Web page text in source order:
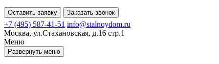
Оставить заявку Заказать звонок
+7 (495) 587-41-51 info@stalnoydom.ru
Москва, ул.Стахановская, д.16 стр.1
Меню
Развернуть меню